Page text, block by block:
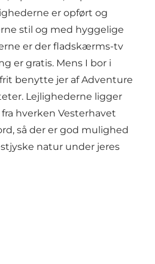
er opført og
stil og med hyggelige
er der fladskærms-tv
er gratis. Mens I bor i
benytte jer af Adventure
Lejlighederne ligger
hverken Vesterhavet
så der er god mulighed
natur under jeres